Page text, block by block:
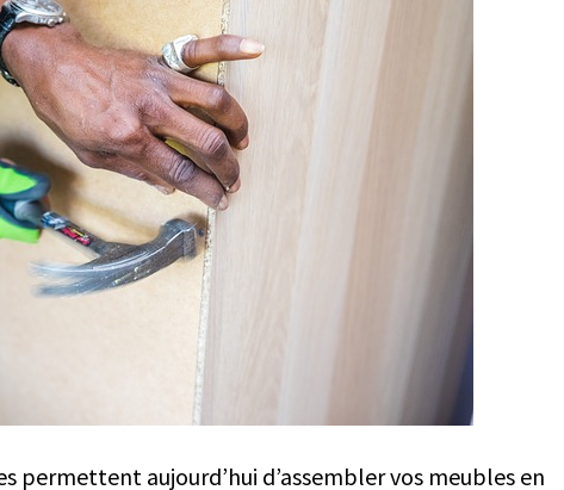
permettent aujourd’hui d’assembler vos meubles en